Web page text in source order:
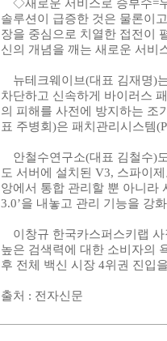
◇새로운 서비스로 승부수=
솔루션이 급증한 것은 물론이
장을 중심으로 치열한 접전이
신의 개념을 깨는 새로운 서비
뉴테크웨이브(대표 김재명)
차단하고 신속하게 바이러스
의 피해를 사전에 방지하는 조
표 주병회)은 패치관리시스템
안철수연구소(대표 김철수)
도 서버에 설치된 V3, 스파이
앙에서 통합 관리할 뿐 아니라
3.0’을 내놓고 관리 기능을 강
이창규 한국카스퍼스키랩 사
높은 검색력에 대한 소비자의
후 전체 백신 시장 4위권 진입
출처 : 전자신문